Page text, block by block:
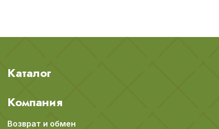
Каталог
Компания
Возврат и обмен